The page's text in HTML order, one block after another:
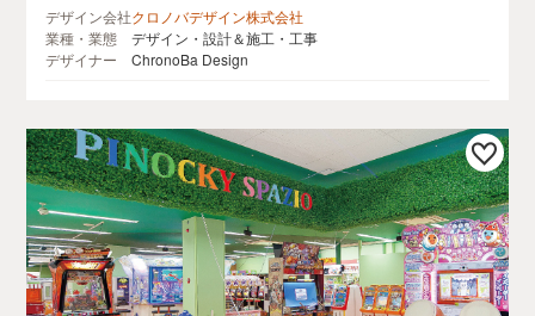
デザイン会社クロノバデザイン株式会社
業種・業態
デザイン・設計＆施工・工事
デザイナー
ChronoBa Design